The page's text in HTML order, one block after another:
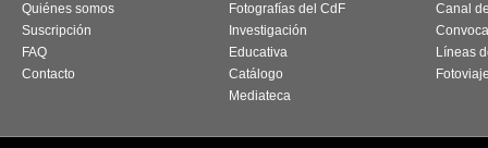
Quiénes somos
Suscripción
FAQ
Contacto
Fotografías del CdF
Investigación
Educativa
Catálogo
Mediateca
Canal
Líneas